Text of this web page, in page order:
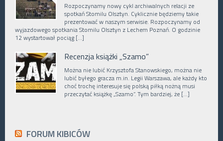
Rozpoczynamy nowy cykl archiwalnych relacji ze
spotkań Stomilu Olsztyn. Cyklicznie będziemy takie
prezentować w naszym serwisie. Rozpoczynamy od
wyjazdowego spotkania Stomilu Olsztyn z Lechem Poznań. O godzinie
12 wystartował pociąg […]
Recenzja książki „Szamo”
Można nie lubić Krzysztofa Stanowskiego, można nie
lubić byłego gracza m.in. Legii Warszawa, ale każdy kto
choć trochę interesuje się polską piłką nożną musi
przeczytać książkę „Szamo”. Tym bardziej, że […]
FORUM KIBICÓW